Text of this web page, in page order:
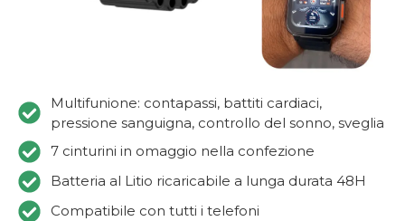
Multifunione: contapassi, battiti cardiaci,
pressione sanguigna, controllo del sonno, sveglia
7 cinturini in omaggio nella confezione
Batteria al Litio ricaricabile a lunga durata 48H
Compatibile con tutti i telefoni